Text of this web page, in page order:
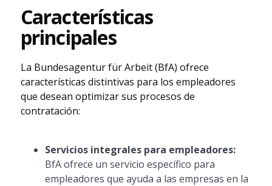
Características
principales
La Bundesagentur für Arbeit (BfA) ofrece
características distintivas para los empleadores
que desean optimizar sus procesos de
contratación:
Servicios integrales para empleadores:
BfA ofrece un servicio específico para
empleadores que ayuda a las empresas en la